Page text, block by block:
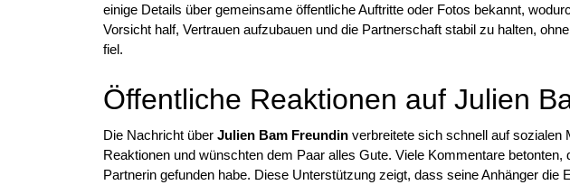
einige Details über gemeinsame öffentliche Auftritte oder Fotos bekannt,
Vorsicht half, Vertrauen aufzubauen und die Partnerschaft stabil zu halten,
fiel.
Öffentliche Reaktionen auf Julien
Die Nachricht über Julien Bam Freundin verbreitete sich schnell auf sozialen
Reaktionen und wünschten dem Paar alles Gute. Viele Kommentare
Partnerin gefunden habe. Diese Unterstützung zeigt, dass seine Anhänger die